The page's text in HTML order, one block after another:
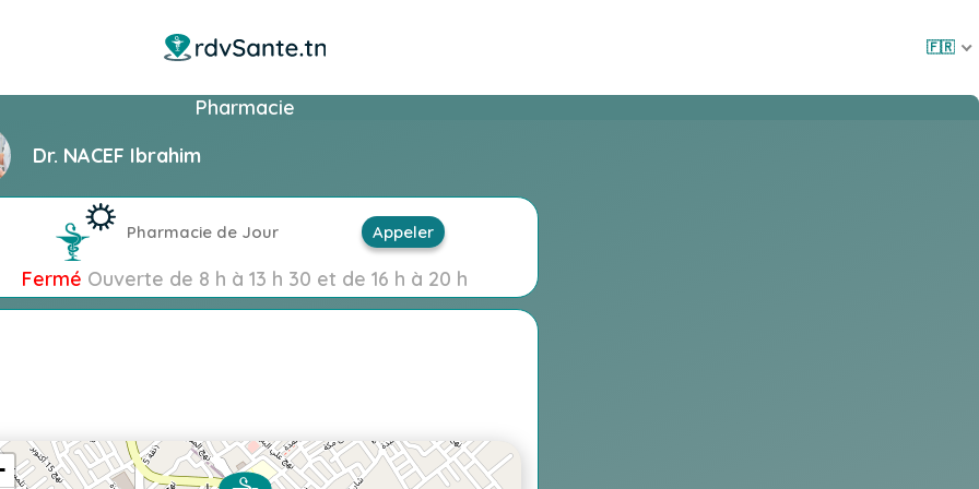
Pharmacie
Dr. NACEF Ibrahim
Pharmacie de Jour Appeler
Fermé Ouverte de 8 h à 13 h 30 et de 16 h à 20 h